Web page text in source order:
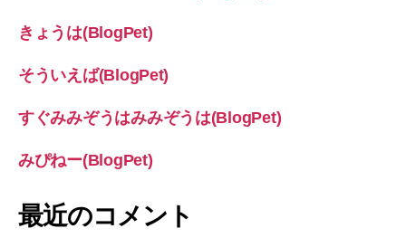
きょうは(BlogPet)
そういえば(BlogPet)
すぐみみぞうはみみぞうは(BlogPet)
みぴねー(BlogPet)
最近のコメント